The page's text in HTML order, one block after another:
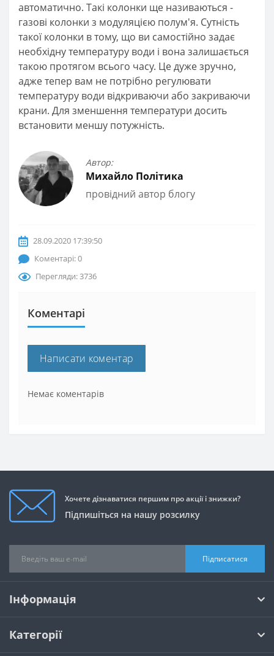
автоматично. Такі колонки ще називаються -
газові колонки з модуляцією полум'я. Сутність
такої колонки в тому, що ви самостійно задає
необхідну температуру води і вона залишається
такою протягом всього часу. Це дуже зручно,
адже тепер вам не потрібно регулювати
температуру води відкриваючи або закриваючи
крани. Для зменшення температури досить
встановити меншу потужність.
Автор:
Михайло Політика
провідний автор блогу
28.09.2020 17:39:50
Коментарі: 0
Перегляди: 3736
Коментарі
Написати коментар
Немає коментарів
Хочете дізнаватися першим про акції і знижки?
Підпишіться на нашу розсилку
Підписатися
Інформація
Категорії